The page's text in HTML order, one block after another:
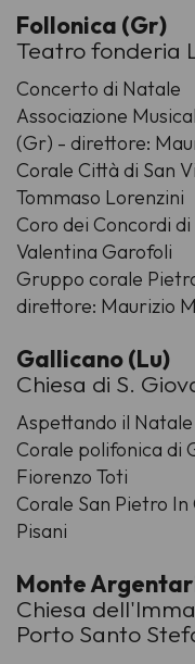
Follonica (Gr)
Teatro fonderia
Concerto di Natale
Associazione
(Gr) - direttore:
Corale Città di San
Tommaso Lorenzini
Coro dei Concordi
Valentina Garofoli
Gruppo corale
direttore: Maurizio
Gallicano (Lu)
Chiesa di S.
Aspettando il Natale
Corale polifonica di
Fiorenzo Toti
Corale San Pietro
Pisani
Monte
Chiesa
Porto Santo